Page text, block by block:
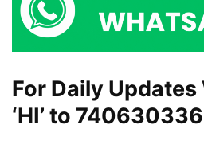
For Daily
‘HI’ to